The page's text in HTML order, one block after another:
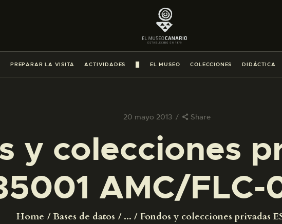
PREPARAR LA VISITA ACTIVIDADES EL MUSEO COLECCIONES DIDÁCTICA
20 mayo 2013 Share
y colecciones
AMC/FLC-
Home Bases de datos ... Fondos y colecciones privadas
PREPARAR LA VISITA
ACTIVIDADES
█
COLECCIONES
DIDÁCTICA
ESPAÑOL